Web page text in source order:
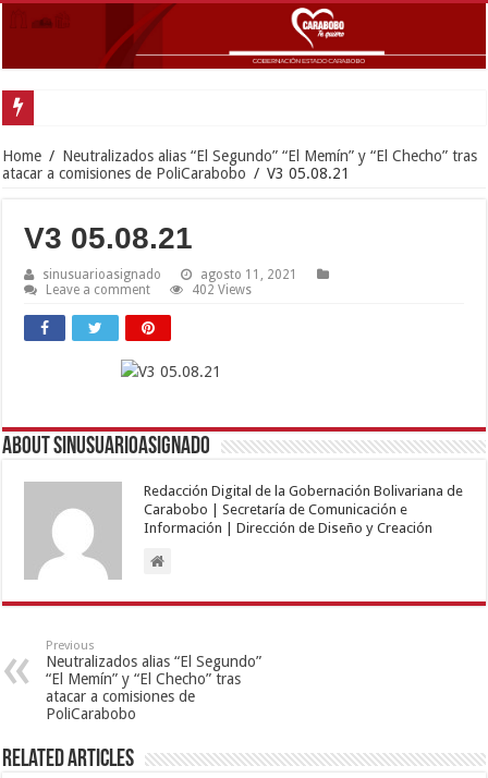
Home / Neutralizados alias “El Segundo” “El Memín” y “El Checho” tras
atacar a comisiones de PoliCarabobo / V3 05.08.21
V3 05.08.21
sinusuarioasignado
agosto 11, 2021
Leave a comment
402 Views
About sinusuarioasignado
Redacción Digital de la Gobernación Bolivariana de
Carabobo | Secretaría de Comunicación e
Información | Dirección de Diseño y Creación
Previous
Neutralizados alias “El Segundo”
“El Memín” y “El Checho” tras
atacar a comisiones de
PoliCarabobo
Related Articles